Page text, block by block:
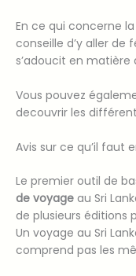
En ce qui concerne
conseille d’y aller de
s’adoucit en matière
Vous pouvez
decouvrir les
Avis sur ce qu’il faut
Le premier outil de
de voyage au Sri
de plusieurs éditions
Un voyage au Sri
comprend pas les